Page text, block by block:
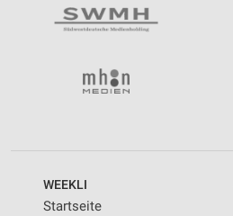
WEEKLI
Startseite